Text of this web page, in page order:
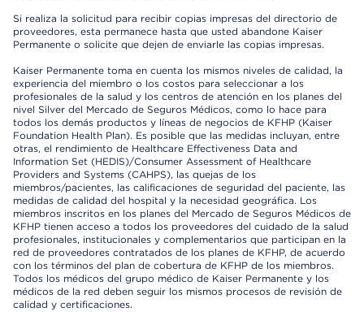
Si realiza la solicitud para recibir copias impresas del directorio de
proveedores, esta permanece hasta que usted abandone Kaiser
Permanente o solicite que dejen de enviarle las copias impresas.
Kaiser Permanente toma en cuenta los mismos niveles de calidad, la
experiencia del miembro o los costos para seleccionar a los
profesionales de la salud y los centros de atención en los planes del
nivel Silver del Mercado de Seguros Médicos, como lo hace para
todos los demás productos y líneas de negocios de KFHP (Kaiser
Foundation Health Plan). Es posible que las medidas incluyan, entre
otras, el rendimiento de Healthcare Effectiveness Data and
Information Set (HEDIS)/Consumer Assessment of Healthcare
Providers and Systems (CAHPS), las quejas de los
miembros/pacientes, las calificaciones de seguridad del paciente, las
medidas de calidad del hospital y la necesidad geográfica. Los
miembros inscritos en los planes del Mercado de Seguros Médicos de
KFHP tienen acceso a todos los proveedores del cuidado de la salud
profesionales, institucionales y complementarios que participan en la
red de proveedores contratados de los planes de KFHP, de acuerdo
con los términos del plan de cobertura de KFHP de los miembros.
Todos los médicos del grupo médico de Kaiser Permanente y los
médicos de la red deben seguir los mismos procesos de revisión de
calidad y certificaciones.